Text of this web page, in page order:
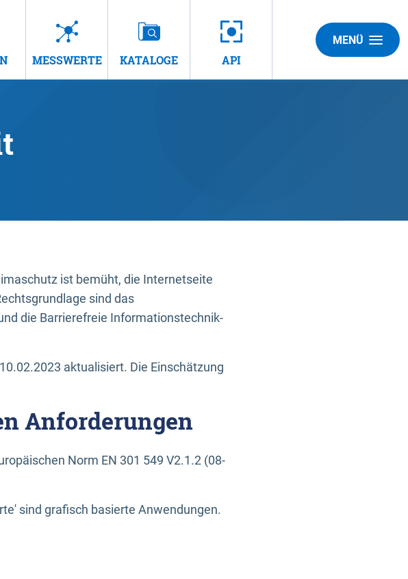
MESSWERTE KATALOGE API
MENÜ
ist bemüht, die Internetseite
sind das
die Barrierefreie Informationstechnik-
aktualisiert. Die Einschätzung
Anforderungen
Norm EN 301 549 V2.1.2 (08-
sind grafisch basierte Anwendungen.